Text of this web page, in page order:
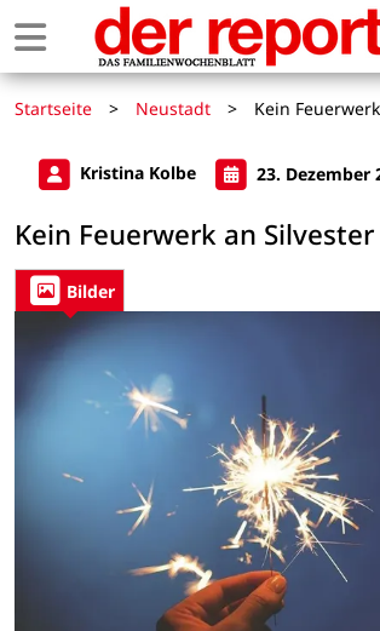
Startseite > Neustadt > Kein
Kristina Kolbe 23. Dezember
Kein Feuerwerk an Silvester
Bilder